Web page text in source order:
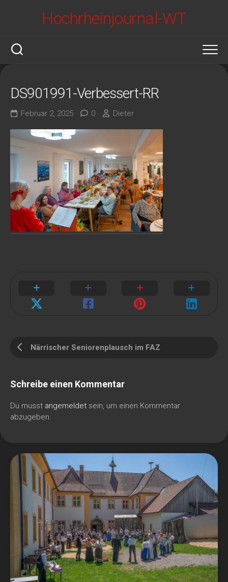
Hochrheinjournal-WT
DS901991-Verbessert-RR
Februar 2, 2025 0 Dieter
Närrischer Seniorenplausch im FAZ
Schreibe einen Kommentar
Du musst angemeldet sein, um einen Kommentar
abzugeben.